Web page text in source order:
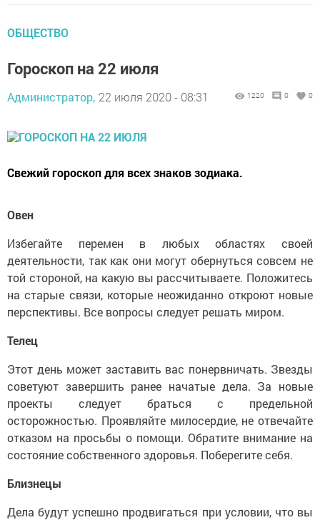
ОБЩЕСТВО
Гороскоп на 22 июля
Администратор, 22 июля 2020 - 08:31 1220 0 0
Свежий гороскоп для всех знаков зодиака.
Овен
Избегайте перемен в любых областях своей
деятельности, так как они могут обернуться совсем не
той стороной, на какую вы рассчитываете. Положитесь
на старые связи, которые неожиданно откроют новые
перспективы. Все вопросы следует решать миром.
Телец
Этот день может заставить вас понервничать. Звезды
советуют завершить ранее начатые дела. За новые
проекты следует браться с предельной
осторожностью. Проявляйте милосердие, не отвечайте
отказом на просьбы о помощи. Обратите внимание на
состояние собственного здоровья. Поберегите себя.
Близнецы
Дела будут успешно продвигаться при условии, что вы